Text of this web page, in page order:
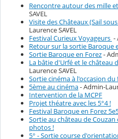
Rencontre autour des mille
SAVEL
Visite des Châteaux (Sail
Laurence SAVEL
Festival Curieux Voyageurs -
Retour sur la sortie Baroque
Sortie Baroque en Forez-
La bâtie d'Urfé et le château
Laurence SAVEL
Sortie cinéma à l'occasion
5ème au cinéma- Admin-
Intervention de la MCPF
Projet théatre avec les 5°4 !
Festival Baroque en Forez
Sortie au château de Couzan
photos !
5° - Sortie course